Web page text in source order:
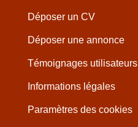
Déposer un CV
Déposer une annonce
Témoignages utilisateurs
Informations légales
Paramètres des cookies